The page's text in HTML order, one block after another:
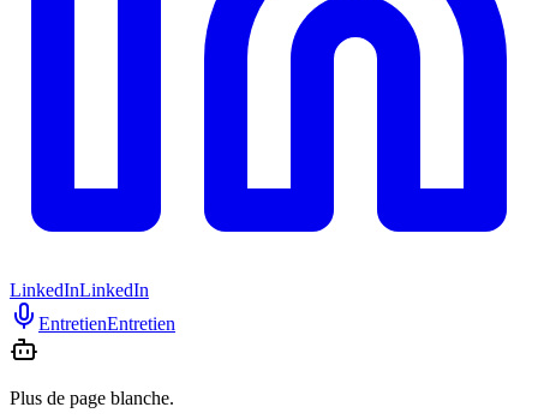
LinkedInLinkedIn
EntretienEntretien
Plus de page blanche.